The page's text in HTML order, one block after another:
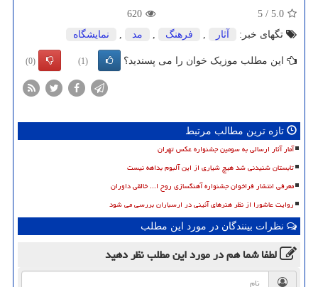
5.0
/
5
620
تگهای خبر:
آثار , فرهنگ , مد , نمایشگاه
این مطلب موزیک خوان را می پسندید؟ (1)
(0)
تازه ترین مطالب مرتبط
آمار آثار ارسالی به سومین جشنواره عکس تهران
تابستان شنیدنی شد هیچ شیاری از این آلبوم بداهه نیست
معرفی انتشار فراخوان جشنواره آهنگسازی روح ا... خالقی داوران
روایت عاشورا از نظر هنرهای آئینی در ارسباران بررسی می شود
نظرات بینندگان در مورد این مطلب
لطفا شما همدر مورد این مطلبنظر دهید